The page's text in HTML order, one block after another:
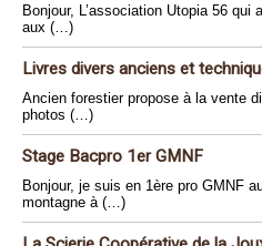
Bonjour, L’association Utopia 56 qui
aux (…)
Livres divers anciens et
Ancien forestier propose à la vente
photos (…)
Stage Bacpro 1er GMNF
Bonjour, je suis en 1ère pro GMNF
montagne à (…)